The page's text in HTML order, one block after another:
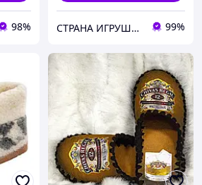
98% СТРАНА ИГРУШЕК 99%